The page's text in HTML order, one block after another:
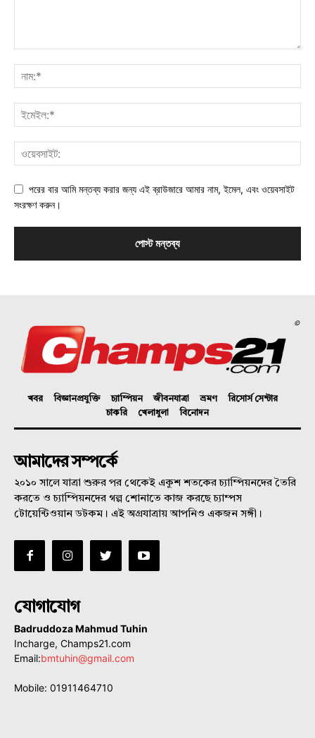
পরের বার আমি মন্তব্য করার জন্য এই ব্রাউজারে আমার নাম, ইমেল, এবং ওয়েবসাইট
সংরক্ষণ করুন।
©
খবর বিজ্ঞানপ্রযুক্তি চ্যাম্পিয়ন জীবনযাত্রা ভ্রমণ
রিসোর্স সেন্টার
চাকরি
খেলাধুলা বিনোদন
আমাদের সম্পর্কে
২০১০ সালে যাত্রা শুরুর পর থেকেই একুশ শতকের চ্যাম্পিয়নদের তৈরি
করতে ও চ্যাম্পিয়নদের গল্প শোনাতে কাজ করছে চ্যাম্পস
টোয়েন্টিওয়ান ডটকম। এই অগ্রযাত্রায় আপনিও একজন সঙ্গী।
যোগাযোগ
Badruddoza Mahmud Tuhin
Incharge, Champs21.com
Email:bmtuhin@gmail.com
Mobile: 01911464710